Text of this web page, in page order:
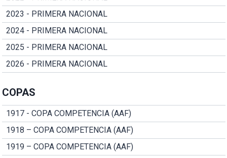
2023 - PRIMERA NACIONAL
2024 - PRIMERA NACIONAL
2025 - PRIMERA NACIONAL
2026 - PRIMERA NACIONAL
COPAS
1917 - COPA COMPETENCIA (AAF)
1918 – COPA COMPETENCIA (AAF)
1919 – COPA COMPETENCIA (AAF)